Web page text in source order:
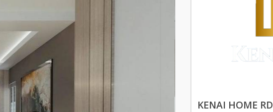
KENAI HOME RD